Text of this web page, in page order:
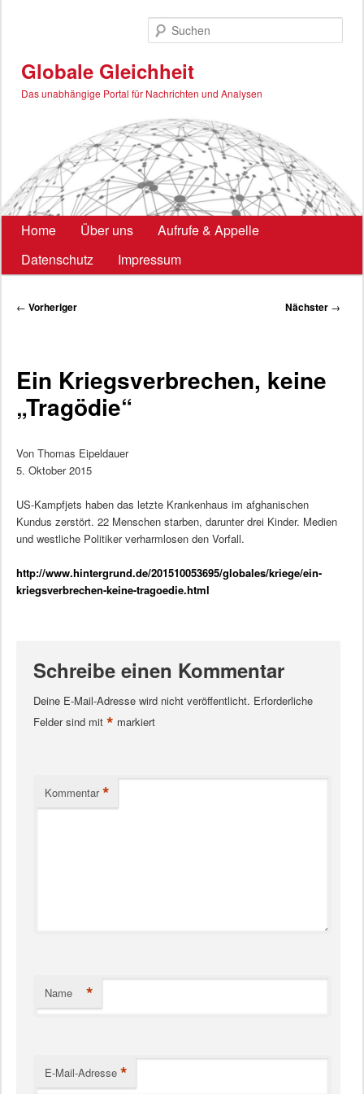
Globale Gleichheit
Das unabhängige Portal für Nachrichten und Analysen
Hauptmenü
Home Über uns
Aufrufe & Appelle
Datenschutz
Impressum
Beitragsnavigation
← Vorheriger Nächster →
Ein Kriegsverbrechen, keine
„Tragödie“
Von Thomas Eipeldauer
5. Oktober 2015
US-Kampfjets haben das letzte Krankenhaus im afghanischen
Kundus zerstört. 22 Menschen starben, darunter drei Kinder. Medien
und westliche Politiker verharmlosen den Vorfall.
http://www.hintergrund.de/201510053695/globales/kriege/ein-
kriegsverbrechen-keine-tragoedie.html
Schreibe einen Kommentar
Deine E-Mail-Adresse wird nicht veröffentlicht. Erforderliche
Felder sind mit * markiert
Kommentar *
Name *
E-Mail-Adresse *